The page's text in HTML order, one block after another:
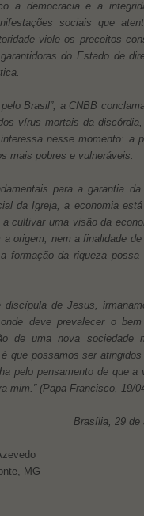
a democracia e a
sociais que
viole os preceitos
do Estado de
Brasil”, a CNBB
vírus mortais da discórdia,
nesse momento: a
mais pobres e vulneráveis.
para a garantia
da Igreja, a economia
cultivar uma visão da
origem, nem a finalidade
formação da riqueza possa
de Jesus,
deve prevalecer o
de uma nova sociedade
que possamos ser
pelo pensamento de que a
mim.” (Papa Francisco, 19/
Brasília, 29 de
MG